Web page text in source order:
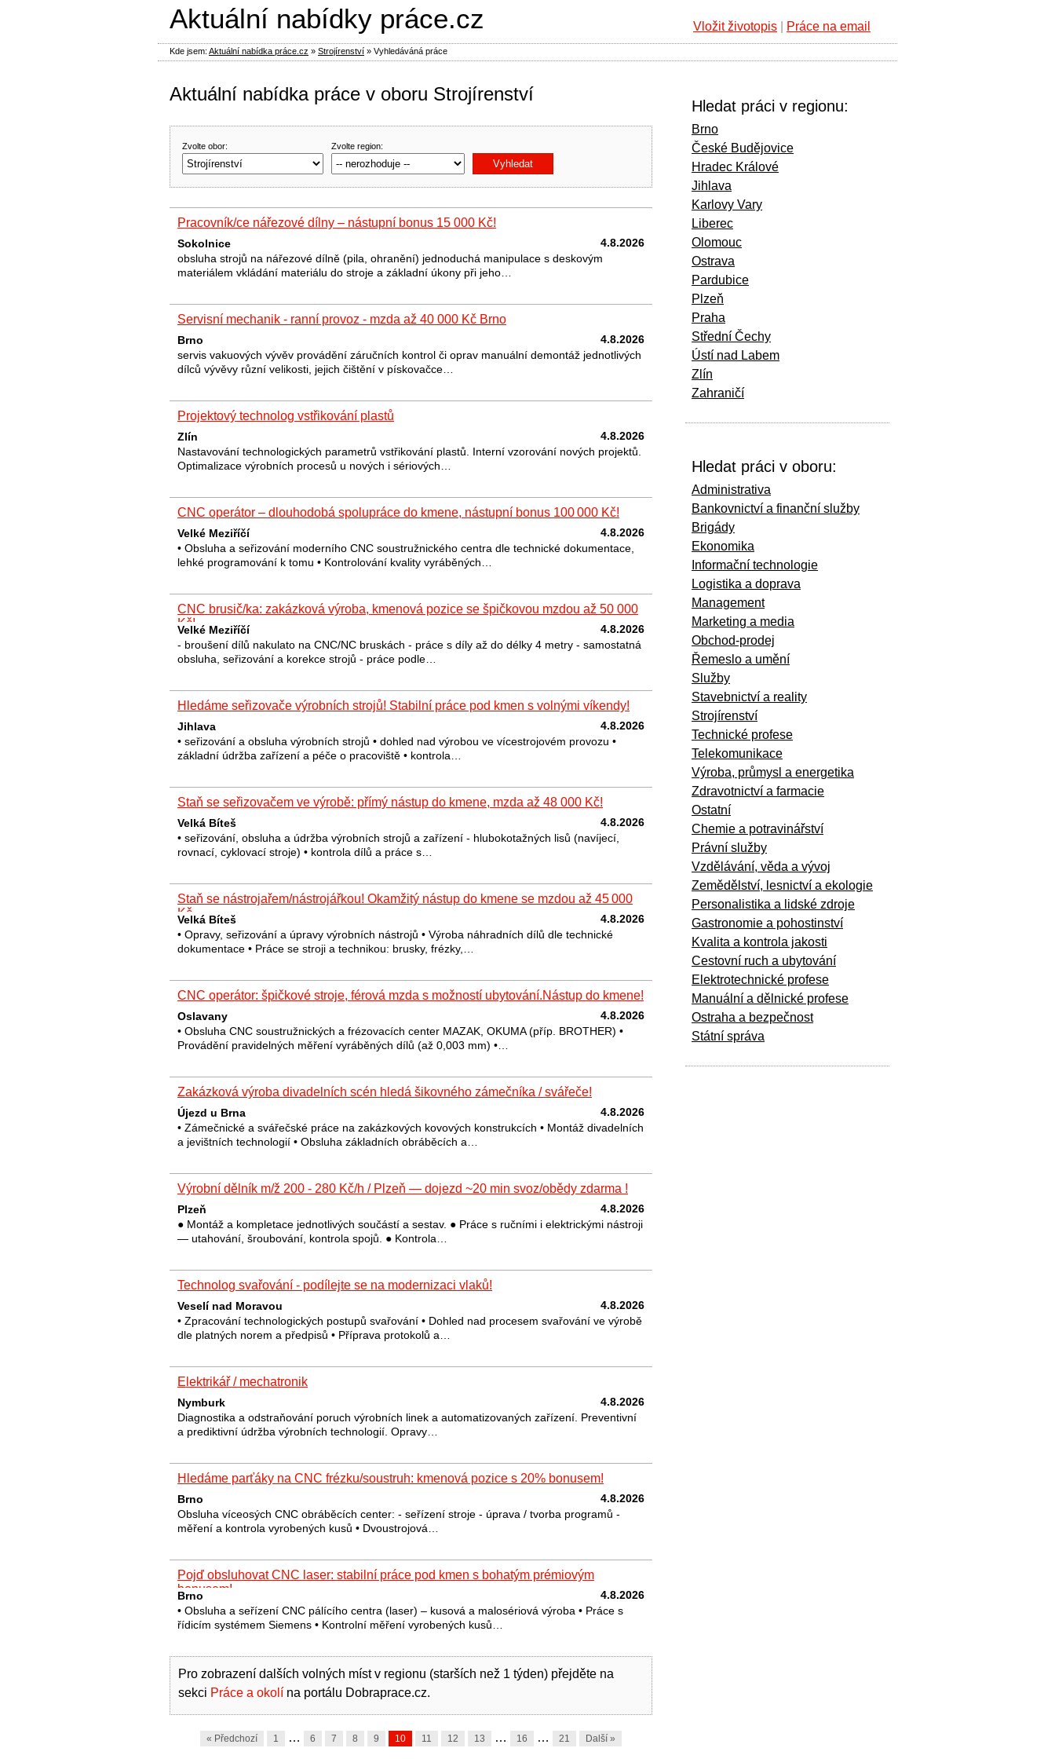
Aktuální nabídka práce v oboru Strojírenství
Zvolte obor: Zvolte region:
Pracovník/ce nářezové dílny – nástupní bonus 15 000 Kč!
Sokolnice
4.8.2026
obsluha strojů na nářezové dílně (pila, ohranění) jednoduchá manipulace s deskovým
materiálem vkládání materiálu do stroje a základní úkony při jeho…
Servisní mechanik - ranní provoz - mzda až 40 000 Kč Brno
Brno
4.8.2026
servis vakuových vývěv provádění záručních kontrol či oprav manuální demontáž jednotlivých
dílců vývěvy různí velikosti, jejich čištění v pískovačce…
Projektový technolog vstřikování plastů
Zlín
4.8.2026
Nastavování technologických parametrů vstřikování plastů. Interní vzorování nových projektů.
Optimalizace výrobních procesů u nových i sériových…
CNC operátor – dlouhodobá spolupráce do kmene, nástupní bonus 100 000 Kč!
Velké Meziříčí
4.8.2026
• Obsluha a seřizování moderního CNC soustružnického centra dle technické dokumentace,
lehké programování k tomu • Kontrolování kvality vyráběných…
CNC brusič/ka: zakázková výroba, kmenová pozice se špičkovou mzdou až 50 000
Kč!
Velké Meziříčí
4.8.2026
- broušení dílů nakulato na CNC/NC bruskách - práce s díly až do délky 4 metry - samostatná
obsluha, seřizování a korekce strojů - práce podle…
Hledáme seřizovače výrobních strojů! Stabilní práce pod kmen s volnými víkendy!
Jihlava
4.8.2026
• seřizování a obsluha výrobních strojů • dohled nad výrobou ve vícestrojovém provozu •
základní údržba zařízení a péče o pracoviště • kontrola…
Staň se seřizovačem ve výrobě: přímý nástup do kmene, mzda až 48 000 Kč!
Velká Bíteš
4.8.2026
• seřizování, obsluha a údržba výrobních strojů a zařízení - hlubokotažných lisů (navíjecí,
rovnací, cyklovací stroje) • kontrola dílů a práce s…
Staň se nástrojařem/nástrojářkou! Okamžitý nástup do kmene se mzdou až 45 000
Kč
Velká Bíteš
4.8.2026
• Opravy, seřizování a úpravy výrobních nástrojů • Výroba náhradních dílů dle technické
dokumentace • Práce se stroji a technikou: brusky, frézky,…
CNC operátor: špičkové stroje, férová mzda s možností ubytování.Nástup do kmene!
Oslavany
4.8.2026
• Obsluha CNC soustružnických a frézovacích center MAZAK, OKUMA (příp. BROTHER) •
Provádění pravidelných měření vyráběných dílů (až 0,003 mm) •…
Zakázková výroba divadelních scén hledá šikovného zámečníka / svářeče!
Újezd u Brna
4.8.2026
• Zámečnické a svářečské práce na zakázkových kovových konstrukcích • Montáž divadelních
a jevištních technologií • Obsluha základních obráběcích a…
Výrobní dělník m/ž 200 - 280 Kč/h ️/ Plzeň — dojezd ~20 min svoz/obědy zdarma ️!
Plzeň
4.8.2026
● Montáž a kompletace jednotlivých součástí a sestav. ● Práce s ručními i elektrickými nástroji
— utahování, šroubování, kontrola spojů. ● Kontrola…
Technolog svařování - podílejte se na modernizaci vlaků!
Veselí nad Moravou
4.8.2026
• Zpracování technologických postupů svařování • Dohled nad procesem svařování ve výrobě
dle platných norem a předpisů • Příprava protokolů a…
Elektrikář / mechatronik
Nymburk
4.8.2026
Diagnostika a odstraňování poruch výrobních linek a automatizovaných zařízení. Preventivní
a prediktivní údržba výrobních technologií. Opravy…
Hledáme parťáky na CNC frézku/soustruh: kmenová pozice s 20% bonusem!
Brno
4.8.2026
Obsluha víceosých CNC obráběcích center: - seřízení stroje - úprava / tvorba programů -
měření a kontrola vyrobených kusů • Dvoustrojová…
Pojď obsluhovat CNC laser: stabilní práce pod kmen s bohatým prémiovým
bonusem!
Brno
4.8.2026
• Obsluha a seřízení CNC pálícího centra (laser) – kusová a malosériová výroba • Práce s
řídicím systémem Siemens • Kontrolní měření vyrobených kusů…
Pro zobrazení dalších volných míst v regionu (starších než 1 týden) přejděte na
sekci Práce a okolí na portálu Dobraprace.cz.
« Předchozí 1 … 6 7 8 9 10 11 12 13 … 16 … 21 Další »
Hledat práci v regionu:
Brno
České Budějovice
Hradec Králové
Jihlava
Karlovy Vary
Liberec
Olomouc
Ostrava
Pardubice
Plzeň
Praha
Střední Čechy
Ústí nad Labem
Zlín
Zahraničí
Hledat práci v oboru:
Administrativa
Bankovnictví a finanční služby
Brigády
Ekonomika
Informační technologie
Logistika a doprava
Management
Marketing a media
Obchod-prodej
Řemeslo a umění
Služby
Stavebnictví a reality
Strojírenství
Technické profese
Telekomunikace
Výroba, průmysl a energetika
Zdravotnictví a farmacie
Ostatní
Chemie a potravinářství
Právní služby
Vzdělávání, věda a vývoj
Zemědělství, lesnictví a ekologie
Personalistika a lidské zdroje
Gastronomie a pohostinství
Kvalita a kontrola jakosti
Cestovní ruch a ubytování
Elektrotechnické profese
Manuální a dělnické profese
Ostraha a bezpečnost
Státní správa
Aktuální nabídky práce.cz Vložit životopis Práce na email
Kde jsem: Aktuální nabídka práce.cz » Strojírenství » Vyhledáváná práce